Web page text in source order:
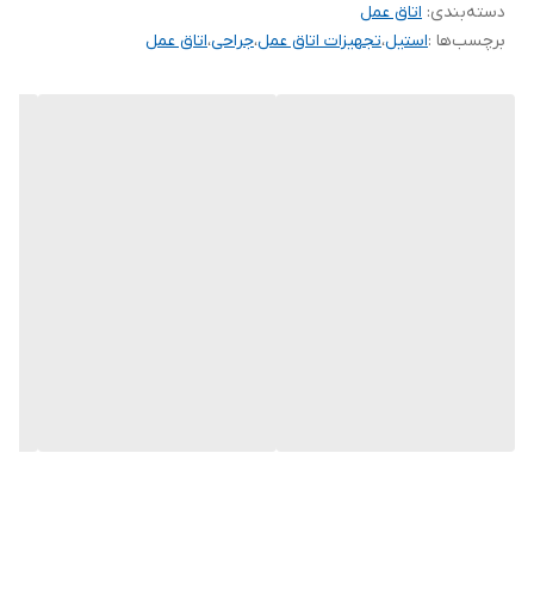
دسته‌بندی: اتاق عمل
برچسب‌ها :استیل،تجهیزات اتاق عمل،جراحی،اتاق عمل